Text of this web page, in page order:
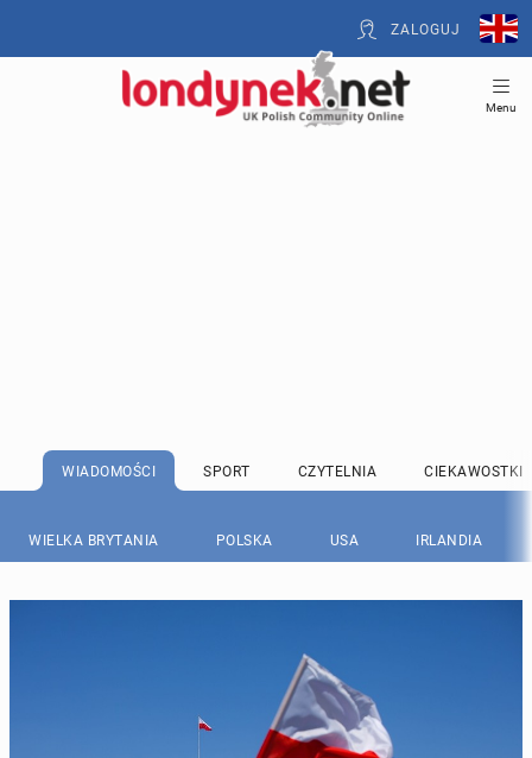
ZALOGUJ
Menu
WIADOMOŚCI SPORT CZYTELNIA CIEKAWOSTKI
WIELKA BRYTANIA POLSKA USA IRLANDIA